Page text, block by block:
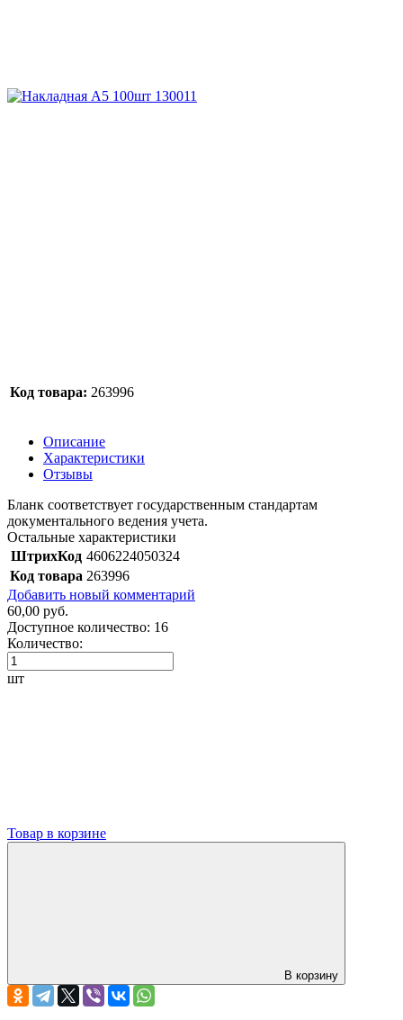
Код товара: 263996
Описание
Характеристики
Отзывы
Бланк соответствует государственным стандартам
документального ведения учета.
Остальные характеристики
ШтрихКод 4606224050324
Код товара 263996
Добавить новый комментарий
60,00 руб.
Доступное количество: 16
Количество:
шт
Товар в корзине
В корзину